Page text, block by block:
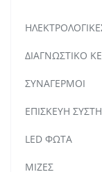
ΔΙΑΓΝΩΣΤΙΚΟ
ΣΥΝΑΓΕΡΜΟΙ
ΕΠΙΣΚΕΥΗ
LED ΦΩΤΑ
ΜΙΖΕΣ